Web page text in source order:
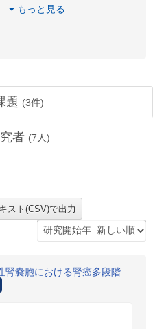
もっと見る
題 (3件)
者 (7 人)
腎嚢胞における腎癌多段階